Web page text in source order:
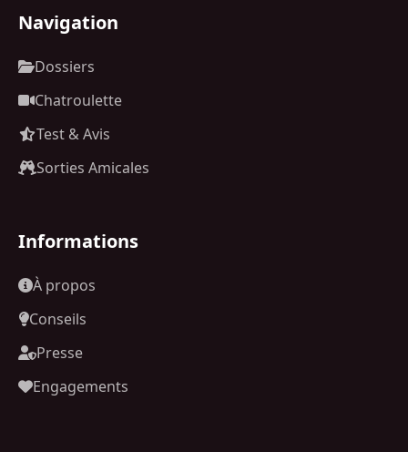
Navigation
Dossiers
Chatroulette
Test & Avis
Sorties Amicales
Informations
À propos
Conseils
Presse
Engagements